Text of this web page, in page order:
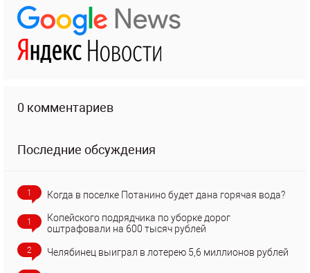
0 комментариев
Последние обсуждения
1 Когда в поселке Потанино будет дана горячая вода?
1
Копейского подрядчика по уборке дорог
оштрафовали на 600 тысяч рублей
2 Челябинец выиграл в лотерею 5,6 миллионов рублей